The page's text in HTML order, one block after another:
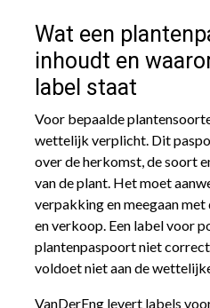
Wat een
inhoudt en
label staat
Voor bepaalde
wettelijk verplicht. Dit
over de herkomst, de soort
van de plant. Het moet
verpakking en meegaan
en verkoop. Een label voor
plantenpaspoort niet
voldoet niet aan de
VanDerEng levert labels